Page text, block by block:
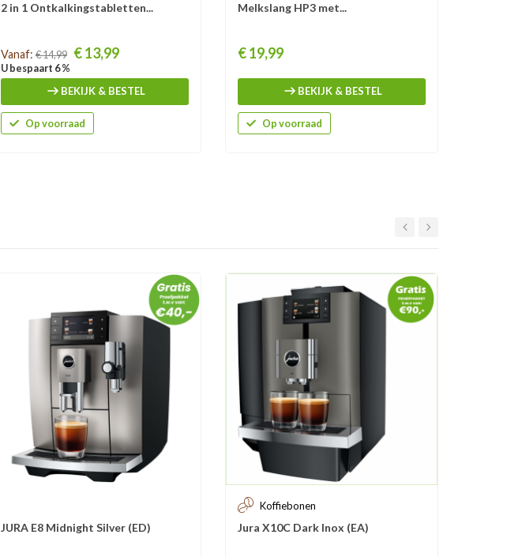
2 in 1 Ontkalkingstabletten...
Prijs
Vanaf: € 14,99 € 13,99
U bespaart 6 %
BEKIJK & BESTEL
Op voorraad
Melkslang HP3 met...
Prijs
€ 19,99
BEKIJK & BESTEL
Op voorraad
JURA E8 Midnight Silver (ED)
Koffiebonen
Jura X10C Dark Inox (EA)